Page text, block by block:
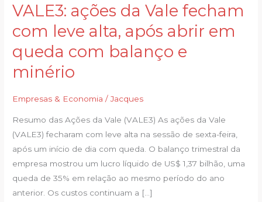
VALE3: ações da Vale fecham
com leve alta, após abrir em
queda com balanço e
minério
Empresas & Economia /Jacques
Resumo das Ações da Vale (VALE3) As ações da Vale
(VALE3) fecharam com leve alta na sessão de sexta-feira,
após um início de dia com queda. O balanço trimestral da
empresa mostrou um lucro líquido de US$ 1,37 bilhão, uma
queda de 35% em relação ao mesmo período do ano
anterior. Os custos continuam a […]
VALE3:
da
Vale
fecham
com
leve
após
abrir
em
queda
com
balanço